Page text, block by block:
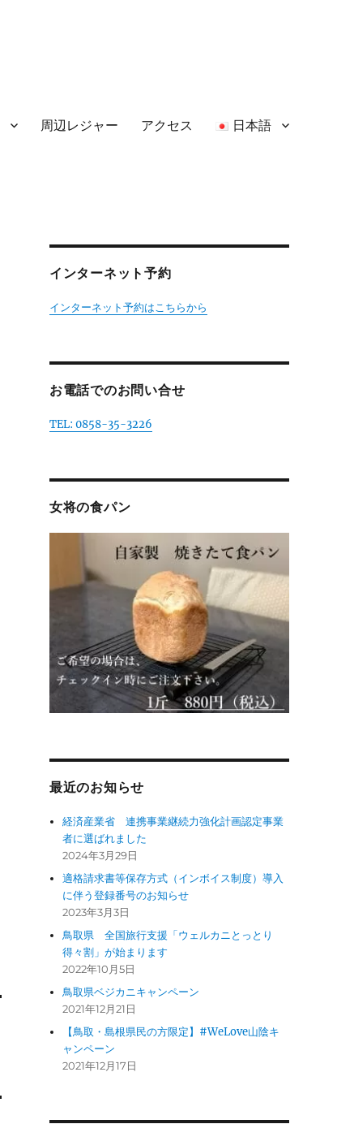
周辺レジャー アクセス 日本語
インターネット予約
インターネット予約はこちらから
お電話でのお問い合せ
TEL: 0858-35-3226
女将の食パン
最近のお知らせ
経済産業省 連携事業継続力強化計画認定事業
者に選ばれました
2024年3月29日
適格請求書等保存方式（インボイス制度）導入
に伴う登録番号のお知らせ
2023年3月3日
鳥取県 全国旅行支援「ウェルカニとっとり
得々割」が始まります
2022年10月5日
鳥取県ベジカニキャンペーン
2021年12月21日
【鳥取・島根県民の方限定】#WeLove山陰キ
ャンペーン
2021年12月17日